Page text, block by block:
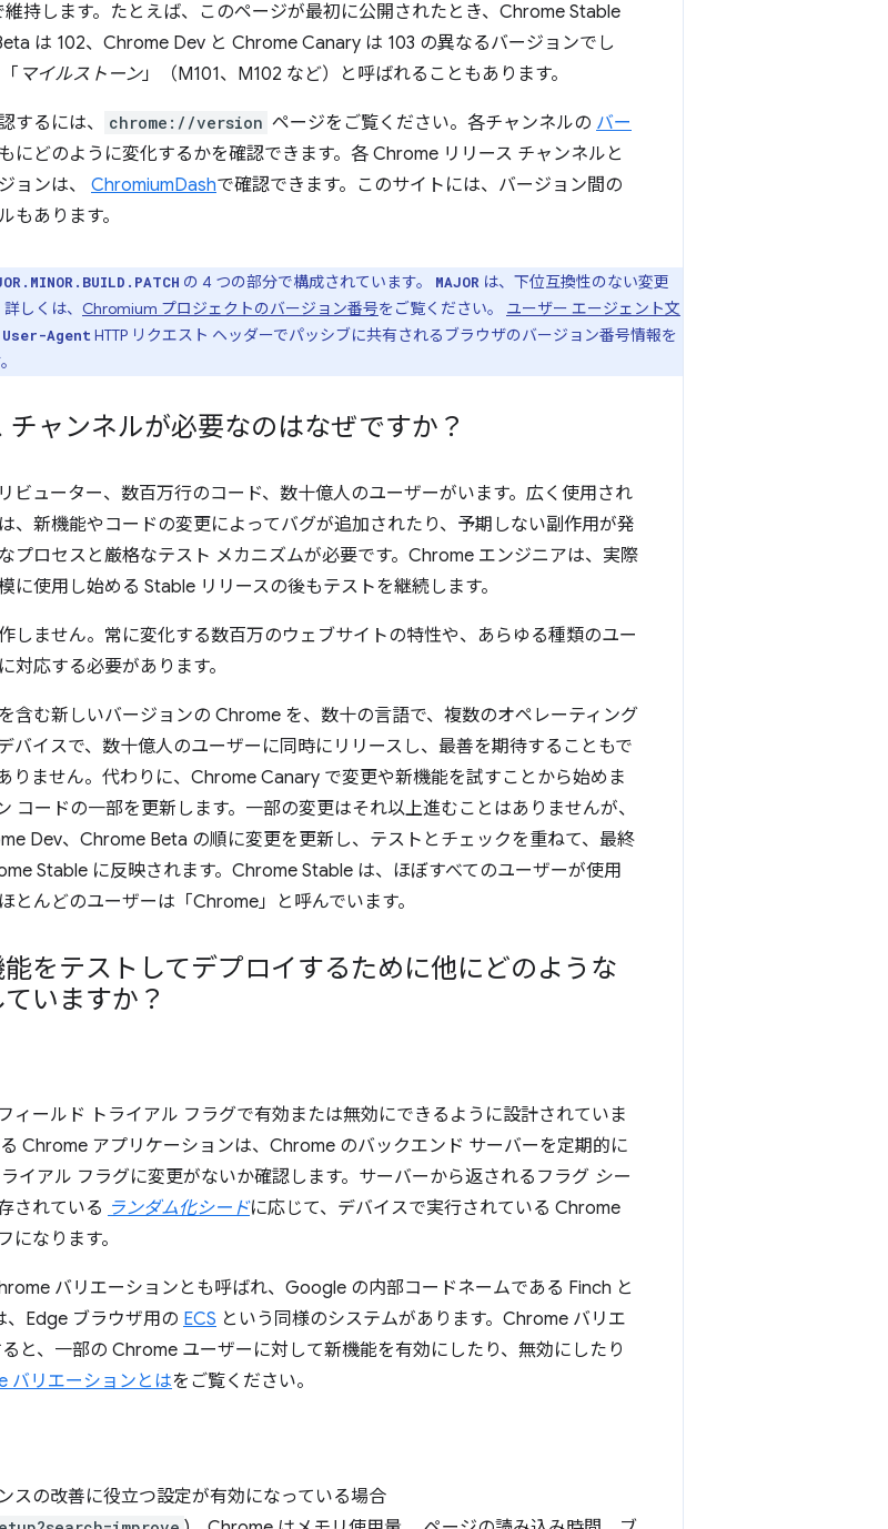
持します。たとえば、このページが最初に公開されたとき、Chrome Stable
は 102、Chrome Dev と Chrome Canary は 103 の異なるバージョンでし
マイルストーン」（M101、M102 など）と呼ばれることもあります。
するには、 chrome://version ページをご覧ください。各チャンネルの バー
にどのように変化するかを確認できます。各 Chrome リリース チャンネルと
ョンは、 ChromiumDashで確認できます。このサイトには、バージョン間の
もあります。
の 4 つの部分で構成されています。 MAJOR は、下位互換性のない変更
しくは、 Chromium プロジェクトのバージョン番号をご覧ください。 ユーザー エージェント文
User-Agent HTTP リクエスト ヘッダーでパッシブに共有されるブラウザのバージョン番号情報を
ャンネルが必要なのはなぜですか？
ビューター、数百万行のコード、数十億人のユーザーがいます。広く使用され
、新機能やコードの変更によってバグが追加されたり、予期しない副作用が発
プロセスと厳格なテスト メカニズムが必要です。Chrome エンジニアは、実際
に使用し始める Stable リリースの後もテストを継続します。
しません。常に変化する数百万のウェブサイトの特性や、あらゆる種類のユー
応する必要があります。
含む新しいバージョンの Chrome を、数十の言語で、複数のオペレーティング
バイスで、数十億人のユーザーに同時にリリースし、最善を期待することもで
りません。代わりに、Chrome Canary で変更や新機能を試すことから始めま
コードの一部を更新します。一部の変更はそれ以上進むことはありませんが、
Dev、Chrome Beta の順に変更を更新し、テストとチェックを重ねて、最終
Stable に反映されます。Chrome Stable は、ほぼすべてのユーザーが使用
とんどのユーザーは「Chrome」と呼んでいます。
をテストしてデプロイするために他にどのような
いますか？
ィールド トライアル フラグで有効または無効にできるように設計されていま
Chrome アプリケーションは、Chrome のバックエンド サーバーを定期的に
イアル フラグに変更がないか確認します。サーバーから返されるフラグ シー
されている ランダム化シードに応じて、デバイスで実行されている Chrome
になります。
バリエーションとも呼ばれ、Google の内部コードネームである Finch と
Edge ブラウザ用の ECS という同様のシステムがあります。Chrome バリエ
と、一部の Chrome ユーザーに対して新機能を有効にしたり、無効にしたり
バリエーションとはをご覧ください。
スの改善に役立つ設定が有効になっている場合